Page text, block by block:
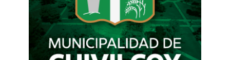
como invisibles.
CAZAR EN EL ZOO
Cuando el ajuste golpea siempre al mismo sector